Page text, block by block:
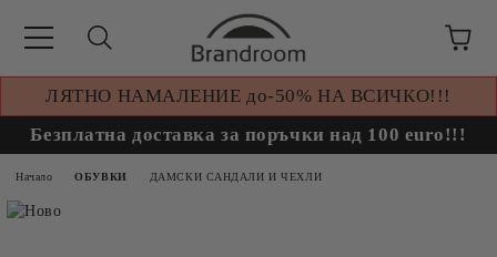
ЛЯТНО НАМАЛЕНИЕ до-50% НА ВСИЧКО!!!
Безплатна доставка за поръчки над 100 euro!!!
Начало ОБУВКИ ДАМСКИ САНДАЛИ И ЧЕХЛИ